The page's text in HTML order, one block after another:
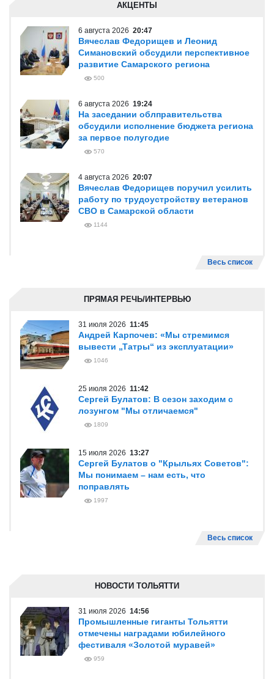
АКЦЕНТЫ
6 августа 2026 20:47
Вячеслав Федорищев и Леонид
Симановский обсудили перспективное
развитие Самарского региона
500
6 августа 2026 19:24
На заседании облправительства
обсудили исполнение бюджета региона
за первое полугодие
570
4 августа 2026 20:07
Вячеслав Федорищев поручил усилить
работу по трудоустройству ветеранов
СВО в Самарской области
1144
Весь список
ПРЯМАЯ РЕЧЬ/ИНТЕРВЬЮ
31 июля 2026 11:45
Андрей Карпочев: «Мы стремимся
вывести „Татры“ из эксплуатации»
1046
25 июля 2026 11:42
Сергей Булатов: В сезон заходим с
лозунгом "Мы отличаемся"
1809
15 июля 2026 13:27
Сергей Булатов о "Крыльях Советов":
Мы понимаем – нам есть, что
поправлять
1997
Весь список
НОВОСТИ ТОЛЬЯТТИ
31 июля 2026 14:56
Промышленные гиганты Тольятти
отмечены наградами юбилейного
фестиваля «Золотой муравей»
959